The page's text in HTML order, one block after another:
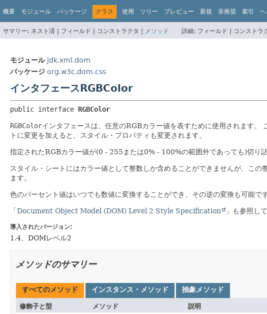
概要 モジュール パッケージ クラス 使用 ツリー プレビュー 新規 非推奨 索引
サマリー: ネスト済 | フィールド | コンストラクタ | メソッド 詳細: フィールド | コンストラ
モジュール jdk.xml.dom
パッケージ org.w3c.dom.css
インタフェースRGBColor
public interface RGBColor
RGBColorインタフェースは、任意のRGBカラー値を表すために使用されます。
トに変更を加えると、スタイル・プロパティも変更されます。
指定されたRGBカラー値が(0 - 255または0% - 100%の範囲外であっても)切り詰
スタイル・シートにはカラー値として整数しか含めることができませんが、こ
ます。
色のパーセント値はいつでも数値に変換することができ、その逆の変換も可能です
「Document Object Model (DOM) Level 2 Style Specification 」も参照し
導入されたバージョン:
1.4、DOMレベル2
メソッドのサマリー
すべてのメソッド インスタンス・メソッド 抽象メソッド
修飾子と型 メソッド
説明